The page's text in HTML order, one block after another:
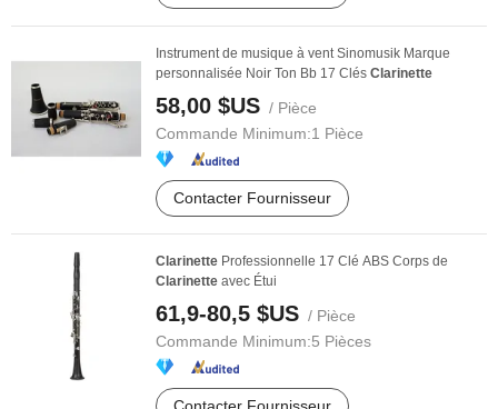
Instrument de musique à vent Sinomusik Marque
personnalisée Noir Ton Bb 17 Clés Clarinette
58,00 $US / Pièce
Commande Minimum:1 Pièce
Contacter Fournisseur
Clarinette Professionnelle 17 Clé ABS Corps de
Clarinette avec Étui
61,9-80,5 $US / Pièce
Commande Minimum:5 Pièces